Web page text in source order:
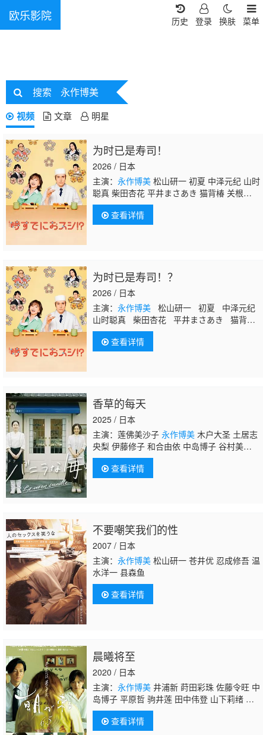
欧乐影院 菜单
换肤
登录
历史
搜索 永作博美
视频 文章 明星
为时已是寿司！
2026 / 日本
主演： 永作博美松山研一 初夏 中泽元纪 山时
聪真 柴田杏花 平井まさあき 猫背椿 关根
勤 有働由美子 佐野史郎
查看详情
为时已是寿司！？
2026 / 日本
主演： 永作博美松山研一 初夏 中泽元纪
山时聪真 柴田杏花 平井まさあき 猫背椿
关根勤 有働由美子 佐野史郎
查看详情
香草的每天
2025 / 日本
主演：莲佛美沙子 永作博美木户大圣 土居志
央梨 伊藤修子 和合由依 中岛博子 谷村美
月 筒井真理子
查看详情
不要嘲笑我们的性
2007 / 日本
主演： 永作博美松山研一 苍井优 忍成修吾 温
水洋一 县森鱼
查看详情
晨曦将至
2020 / 日本
主演： 永作博美井浦新 莳田彩珠 佐藤令旺 中
岛博子 平原哲 驹井莲 田中伟登 山下莉绪 森
田想 叶月瞳 石桥菜津美 利重刚 浅田美代子
查看详情